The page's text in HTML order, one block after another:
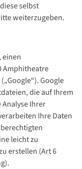
selbst
weiterzugeben.
einen
Amphitheatre
Google
die auf Ihrem
Ihrer
Ihre Daten
leicht zu
erstellen (Art 6